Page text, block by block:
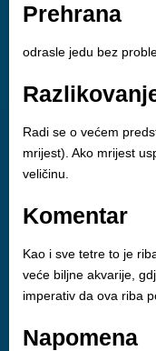
Prehrana
odrasle jedu bez
Radi se o većem
mrijest). Ako mrijest
veličinu.
Komentar
Kao i sve tetre to je
veće biljne akvarije,
imperativ da ova riba
Napomena